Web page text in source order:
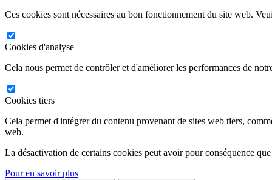
Ces cookies sont nécessaires au bon fonctionnement du site web.
Cookies d'analyse
Cela nous permet de contrôler et d'améliorer les performances de
Cookies tiers
Cela permet d'intégrer du contenu provenant de sites web tiers,
web.
La désactivation de certains cookies peut avoir pour conséquence
Pour en savoir plus